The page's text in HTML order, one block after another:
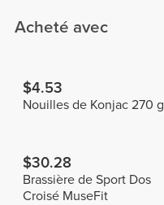
Acheté avec
$4.53
Nouilles de Konjac 270 g
$30.28
Brassière de Sport Dos
Croisé MuseFit